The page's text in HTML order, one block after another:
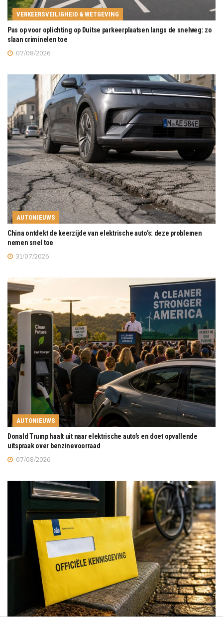
VERKEERSVEILIGHEID & WETGEVING
Pas op voor oplichting op Duitse parkeerplaatsen langs de snelweg: zo
slaan criminelen toe
07/08/2026
AUTONIEUWS
China ontdekt de keerzijde van elektrische auto’s: deze problemen
nemen snel toe
31/07/2026
AUTONIEUWS
Donald Trump haalt uit naar elektrische auto’s en doet opvallende
uitspraak over benzinevoorraad
07/08/2026